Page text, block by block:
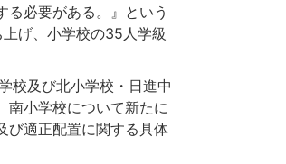
必要がある。』という
げ、小学校の35人学級
校及び北小学校・日進中
南小学校について新たに
び適正配置に関する具体